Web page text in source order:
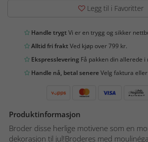
Legg til i Favoritter
Handle trygtVi er en trygg og sikker
Alltid fri fraktVed kjøp over 799 kr.
Ekspresslevering Få pakken din allerede i
Handle nå, betal senereVelg faktura
Produktinformasjon
Broder disse herlige motivene som en
dekorasjon til jul!Broderes med